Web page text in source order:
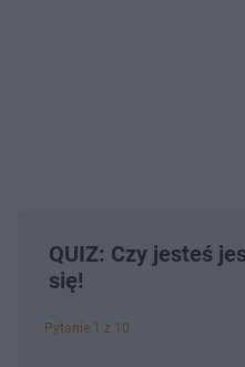
QUIZ: Czy jesteś
się!
Pytanie 1 z 10